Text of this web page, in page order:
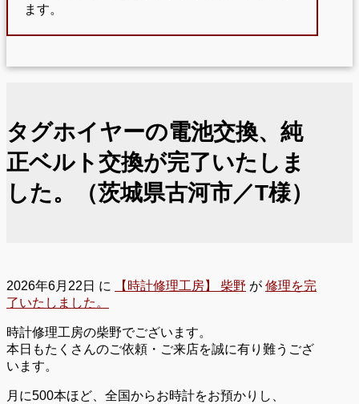
ます。
タグホイヤーの電池交換、純
正ベルト交換が完了いたしま
した。（茨城県古河市／T様）
2026年6月22日 に 【時計修理工房】 柴野 が 修理を完
了いたしました。
時計修理工房の柴野でございます。
本日もたくさんのご依頼・ご来店を誠に有り難うござ
います。
月に500本ほど、全国からお時計をお預かりし、